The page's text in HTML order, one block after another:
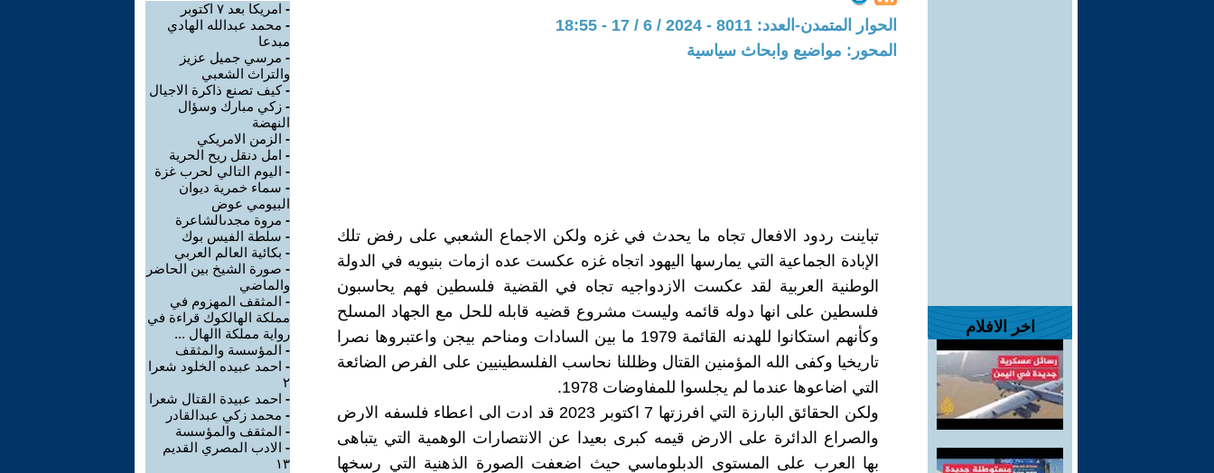
اخر الافلام
الحوار المتمدن-العدد: 8011 - 2024 / 6 / 17 - 18:55
المحور: مواضيع وابحاث سياسية
تباينت ردود الافعال تجاه ما يحدث في غزه ولكن الاجماع الشعبي على رفض تلك
الإبادة الجماعية التي يمارسها اليهود اتجاه غزه عكست عده ازمات بنيويه في الدولة
الوطنية العربية لقد عكست الازدواجيه تجاه في القضية فلسطين فهم يحاسبون
فلسطين على انها دوله قائمه وليست مشروع قضيه قابله للحل مع الجهاد المسلح
وكأنهم استكانوا للهدنه القائمة 1979 ما بين السادات ومناحم بيجن واعتبروها نصرا
تاريخيا وكفى الله المؤمنين القتال وظللنا نحاسب الفلسطينيين على الفرص الضائعة
التي اضاعوها عندما لم يجلسوا للمفاوضات 1978.
ولكن الحقائق البارزة التي افرزتها 7 اكتوبر 2023 قد ادت الى اعطاء فلسفه الارض
والصراع الدائرة على الارض قيمه كبرى بعيدا عن الانتصارات الوهمية التي يتباهى
بها العرب على المستوى الدبلوماسي حيث اضعفت الصورة الذهنية التي رسخها
- امريكا بعد ٧ اكتوبر
- محمد عبدالله الهادي
مبدعا
- مرسي جميل عزيز
والتراث الشعبي
-كيف تصنع ذاكرة الاجيال
- زكي مبارك وسؤال
النهضة
- الزمن الامريكي
- امل دنقل ريح الحرية
- اليوم التالي لحرب غزة
- سماء خمرية ديوان
البيومي عوض
- مروة مجدىالشاعرة
- سلطة الفيس بوك
- بكائية العالم العربي
- صورة الشيخ بين الحاضر
والماضي
- المثقف المهزوم في
مملكة الهالكوك قراءة في
رواية مملكة االهال ...
- المؤسسة والمثقف
- احمد عبيده الخلود شعرا
٢
- احمد عبيدة القتال شعرا
- محمد زكي عبدالقادر
- المثقف والمؤسسة
- الادب المصري القديم
١٣